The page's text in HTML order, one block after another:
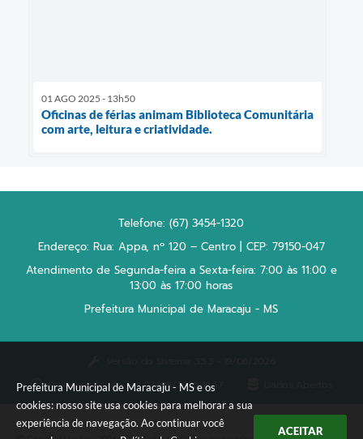
Prefeitura Municipal de Maracaju - MS e os
cookies: nosso site usa cookies para melhorar a sua
experiência de navegação. Ao continuar você
ACEITAR
01 AGO 2025 - 13h50
Oficinas de férias animam Biblioteca Comunitária
com arte, leitura e criatividade.
Telefone: (67) 3454-1320
Endereço: Rua: Appa, nº 120 – Centro | CEP: 79150-047
Atendimento de Segunda-feira a Sexta-feira: 7:00 às 11:00 e
13:00 às 17:00 horas
Prefeitura Municipal de Maracaju - MS
Portal atualizado em:07/08/2026 16:57